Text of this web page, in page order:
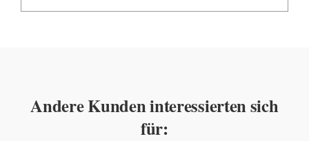
Andere Kunden interessierten sich
für: